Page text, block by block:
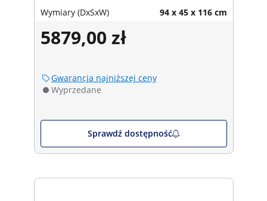
Wymiary (DxSxW) 94 x 45 x 116 cm
5879,00 zł
Gwarancja najniższej ceny
Wyprzedane
Sprawdź dostępność